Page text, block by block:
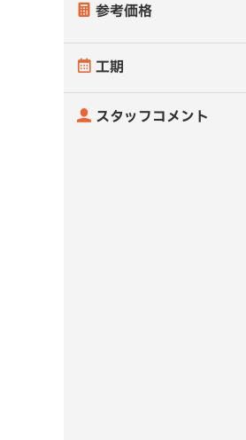
参考価格
工期
スタッフコメント